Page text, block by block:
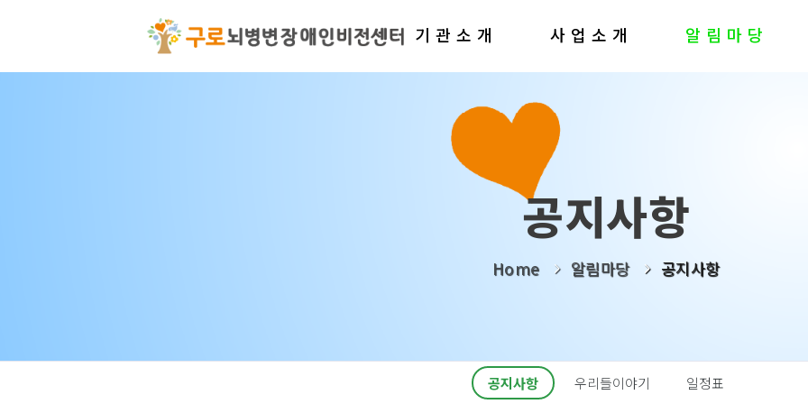
기관소개 사업소개 알림마당
공지사항
Home 알림마당 공지사항
공지사항 우리들이야기 일정표